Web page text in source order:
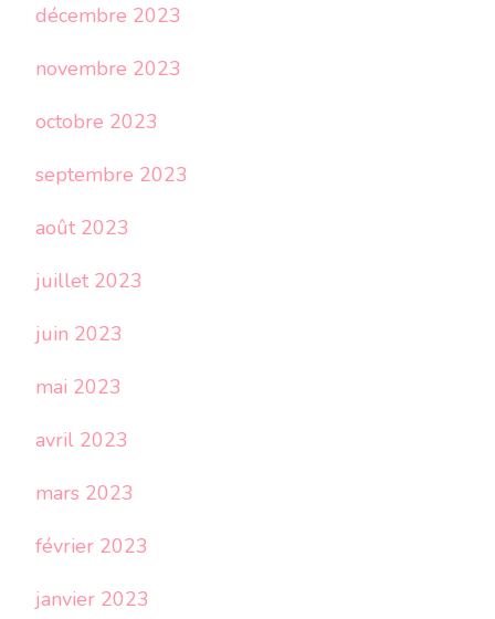
décembre 2023
novembre 2023
octobre 2023
septembre 2023
août 2023
juillet 2023
juin 2023
mai 2023
avril 2023
mars 2023
février 2023
janvier 2023